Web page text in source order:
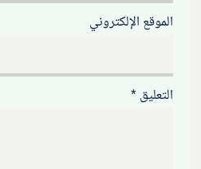
الموقع الإلكتروني
التعليق*